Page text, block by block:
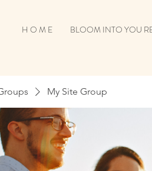
H O M E
BLOOM INTO YOU
My Site Group